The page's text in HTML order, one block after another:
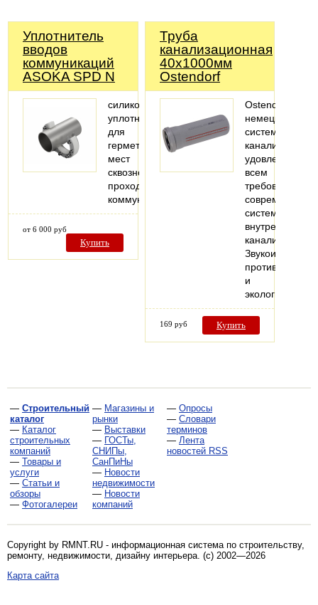
Уплотнитель
вводов
коммуникаций
ASOKA SPD N
силиконовый
уплотнитель
для
герметизации
мест
сквозного
прохода
коммуникаций
от 6 000 руб
Купить
Труба
канализационная
40х1000мм
Ostendorf
Ostendorf-
немецкая
система
канализации,
всем
требованиям
современных
систем
внутренней
канализации.
Звукоизоляция,
и
169 руб Купить
— Строительный
каталог
— Каталог
строительных
компаний
— Товары и
услуги
— Статьи и
обзоры
— Фотогалереи
— Магазины и
рынки
— Выставки
— ГОСТы,
СНИПы,
СанПиНы
— Новости
недвижимости
— Новости
компаний
— Опросы
— Словари
терминов
— Лента
новостей RSS
Copyright by RMNT.RU - информационная система по строительству,
ремонту, недвижимости, дизайну интерьера. (c) 2002—2026
Карта сайта